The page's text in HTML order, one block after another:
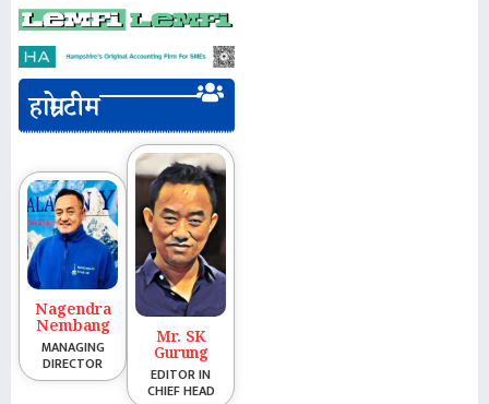
हाम्रो टीम
Nagendra
Nembang
MANAGING
DIRECTOR
Mr. SK
Gurung
EDITOR IN
CHIEF HEAD